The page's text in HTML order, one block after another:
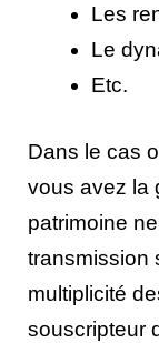
Les
Le
Etc.
Dans le cas
vous avez la
patrimoine
transmission
multiplicité
souscripteur